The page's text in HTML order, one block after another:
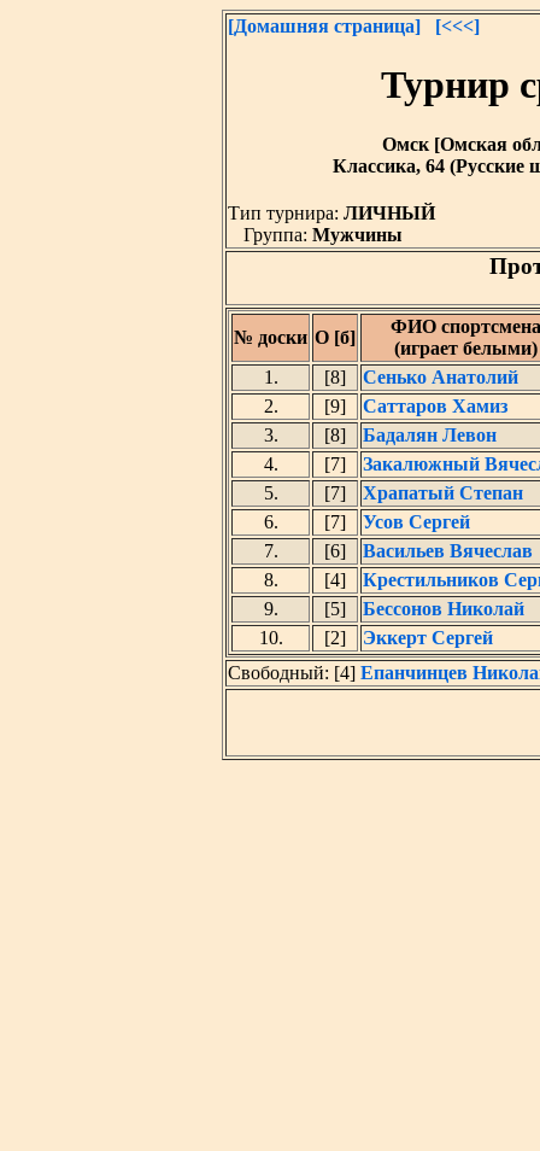
[Домашняя страница] [<<<]
Турнир
Омск [Омская
Классика, 64
Тип турнира: ЛИЧНЫЙ
Группа: Мужчины
№ доски О [б]
ФИО спортсмена
(играет белыми)
1.
[8]
Сенько Анатолий
2.
[9]
Саттаров Хамиз
3.
[8]
Бадалян Левон
4.
[7]
Закалюжный
5.
[7]
Храпатый Степан
6.
[7]
Усов Сергей
7.
[6]
Васильев Вячеслав
8.
[4]
Крестильников
9.
[5]
Бессонов Николай
10.
[2]
Эккерт Сергей
Свободный: [4] Епанчинцев